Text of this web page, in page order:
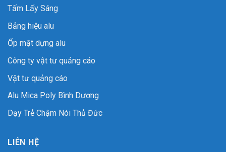
Tấm Lấy Sáng
Bảng hiệu alu
Ốp mặt dựng alu
Công ty vật tư quảng cáo
Vật tư quảng cáo
Alu Mica Poly Bình Dương
Dạy Trẻ Chậm Nói Thủ Đức
LIÊN HỆ